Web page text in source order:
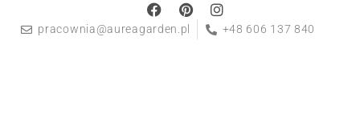
pracownia@aureagarden.pl +48 606 137 840